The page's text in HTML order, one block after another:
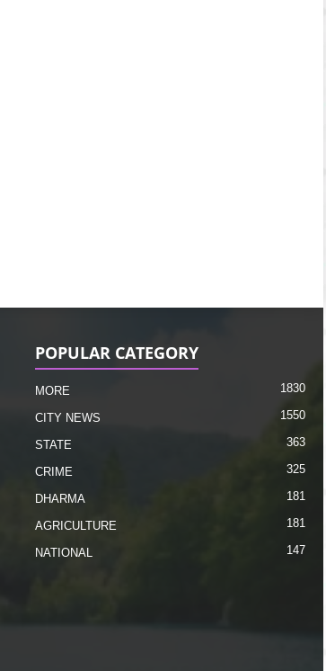
POPULAR CATEGORY
MORE 1830
CITY NEWS 1550
STATE 363
CRIME 325
DHARMA 181
AGRICULTURE 181
NATIONAL 147